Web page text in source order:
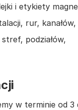
i etykiety
rur, kanałów,
podziałów,
w terminie od 3